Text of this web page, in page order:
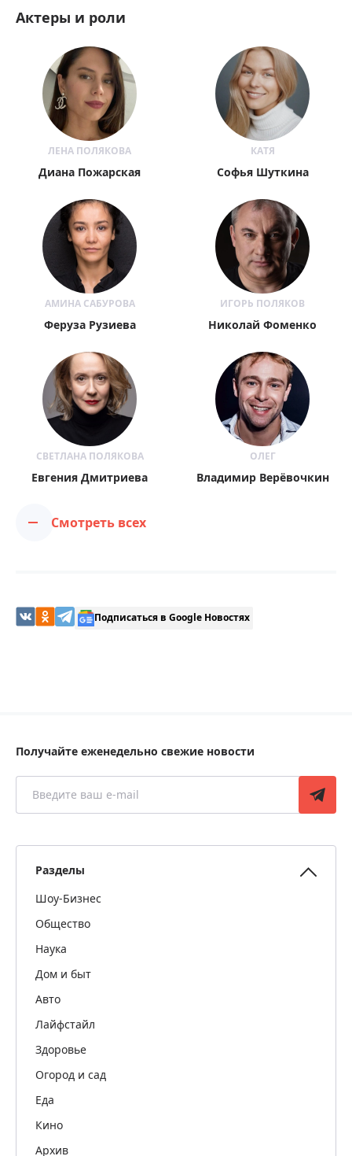
Актеры и роли
ЛЕНА ПОЛЯКОВА
Диана Пожарская
КАТЯ
Софья Шуткина
АМИНА САБУРОВА
Феруза Рузиева
ИГОРЬ ПОЛЯКОВ
Николай Фоменко
СВЕТЛАНА ПОЛЯКОВА
Евгения Дмитриева
ОЛЕГ
Владимир Верёвочкин
Смотреть всех
Подписаться в Google Новостях
Получайте еженедельно свежие новости
Разделы
Шоу-Бизнес
Общество
Наука
Дом и быт
Авто
Лайфстайл
Здоровье
Огород и сад
Еда
Кино
Архив